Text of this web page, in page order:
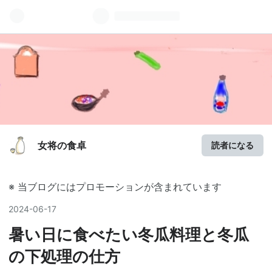
女将の食卓 読者になる
※ 当ブログにはプロモーションが含まれています
2024-06-17
暑い日に食べたい冬瓜料理と冬瓜
の下処理の仕方